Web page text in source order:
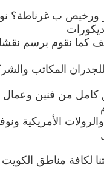
ب غرناطة؟
كما نقوم برسم
المكاتب
كامل من فنين
الأمريكية
لكافة مناطق